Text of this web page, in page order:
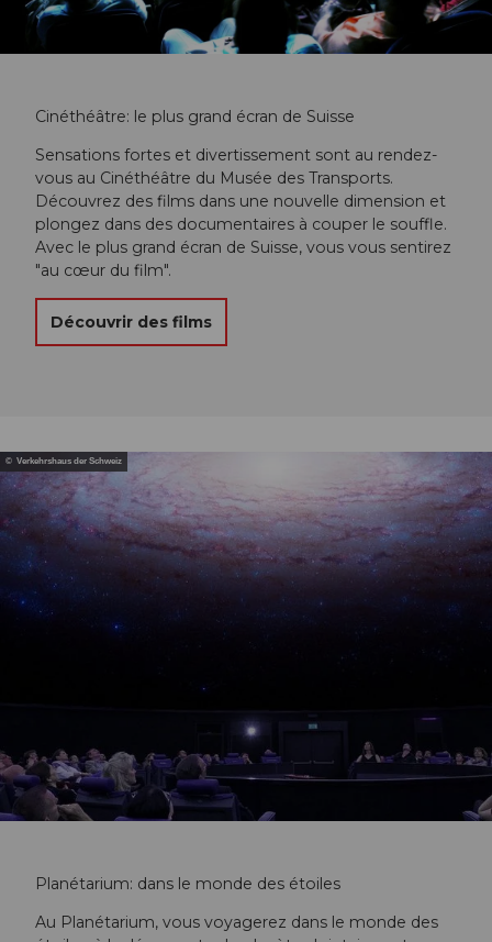
Cinéthéâtre: le plus grand écran de Suisse
Sensations fortes et divertissement sont au rendez-
vous au Cinéthéâtre du Musée des Transports.
Découvrez des films dans une nouvelle dimension et
plongez dans des documentaires à couper le souffle.
Avec le plus grand écran de Suisse, vous vous sentirez
"au cœur du film".
Découvrir des films
© Verkehrshaus der Schweiz
Planétarium: dans le monde des étoiles
Au Planétarium, vous voyagerez dans le monde des